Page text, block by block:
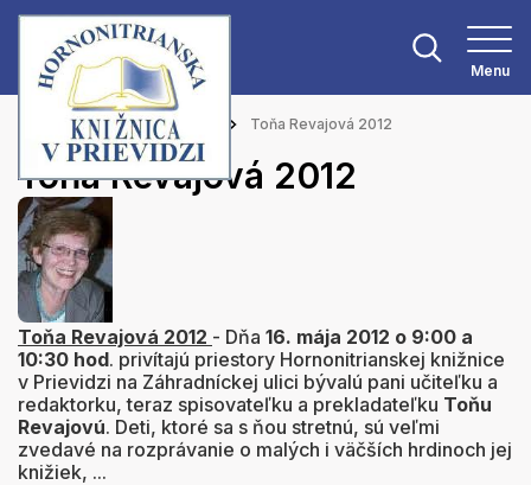
Menu
Hlavná stránka Aktuality Toňa Revajová 2012
Toňa Revajová 2012
Toňa Revajová 2012 - Dňa 16. mája 2012 o 9:00 a
10:30 hod. privítajú priestory Hornonitrianskej knižnice
v Prievidzi na Záhradníckej ulici bývalú pani učiteľku a
redaktorku, teraz spisovateľku a prekladateľku Toňu
Revajovú. Deti, ktoré sa s ňou stretnú, sú veľmi
zvedavé na rozprávanie o malých i väčších hrdinoch jej
knižiek, ...